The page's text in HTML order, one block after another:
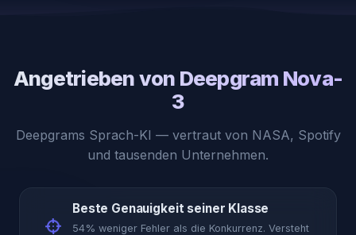
Angetrieben von Deepgram Nova-
3
Deepgrams Sprach-KI — vertraut von NASA, Spotify
und tausenden Unternehmen.
Beste Genauigkeit seiner Klasse
54% weniger Fehler als die Konkurrenz. Versteht